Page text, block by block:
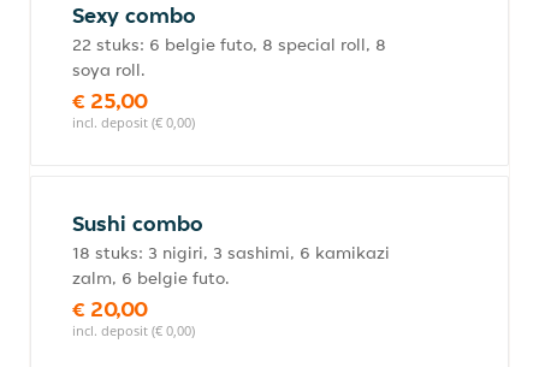
Sexy combo
22 stuks: 6 belgie futo, 8 special roll, 8
soya roll.
€ 25,00
incl. deposit (€ 0,00)
Sushi combo
18 stuks: 3 nigiri, 3 sashimi, 6 kamikazi
zalm, 6 belgie futo.
€ 20,00
incl. deposit (€ 0,00)